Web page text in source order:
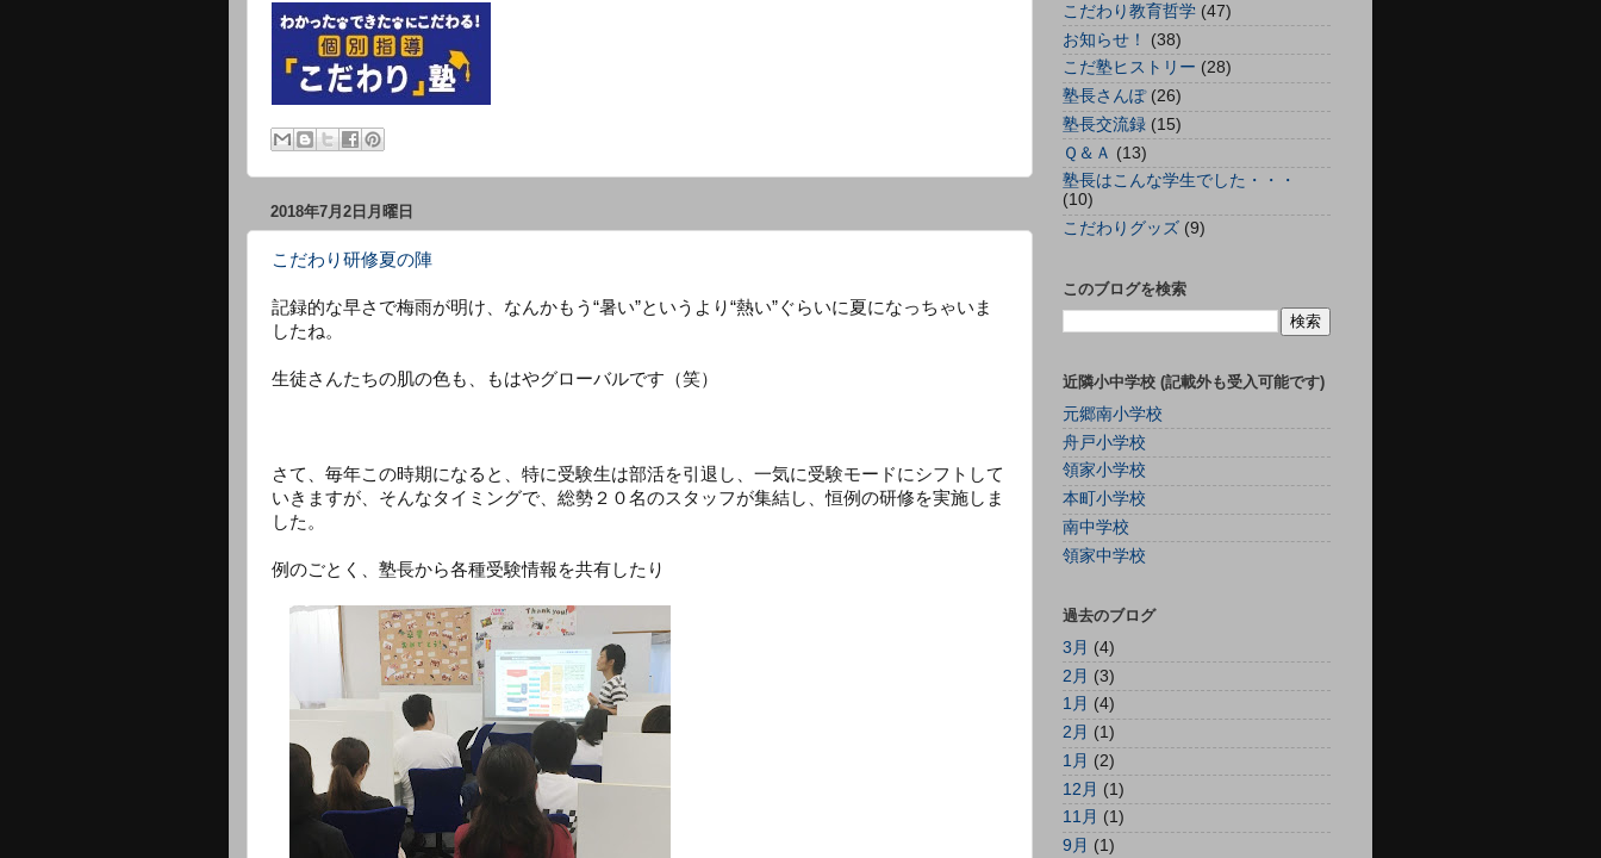
2018年7月2日月曜日
こだわり研修夏の陣
記録的な早さで梅雨が明け、なんかもう“暑い”というより“熱い”ぐらいに夏になっちゃいま
したね。
生徒さんたちの肌の色も、もはやグローバルです（笑）
さて、毎年この時期になると、特に受験生は部活を引退し、一気に受験モードにシフトして
いきますが、そんなタイミングで、総勢２０名のスタッフが集結し、恒例の研修を実施しま
した。
例のごとく、塾長から各種受験情報を共有したり
こだわり教育哲学 (47)
お知らせ！
(38)
こだ塾ヒストリー (28)
塾長さんぽ (26)
塾長交流録 (15)
Ｑ＆Ａ (13)
塾長はこんな学生でした・・・
(10)
こだわりグッズ (9)
このブログを検索
近隣小中学校 (記載外も受入可能です)
元郷南小学校
舟戸小学校
領家小学校
本町小学校
南中学校
領家中学校
過去のブログ
3月 (4)
2月 (3)
1月 (4)
2月 (1)
1月 (2)
12月 (1)
11月 (1)
9月 (1)